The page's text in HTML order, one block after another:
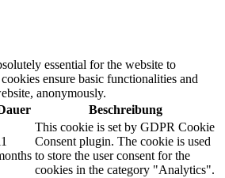
essential for the website to
ensure basic functionalities and
anonymously.
Beschreibung
This cookie is set by GDPR Cookie
Consent plugin. The cookie is used
to store the user consent for the
cookies in the category "Analytics".